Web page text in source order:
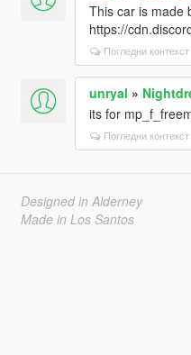
This car is made
https://
Погледни контекст
unryal »
its for
Погледни контекст
Designed in Alderney
Made in Los Santos